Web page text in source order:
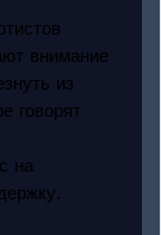
внимание
из
говорят
на